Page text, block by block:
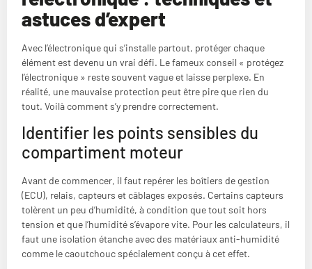
astuces d’expert
Avec l’électronique qui s’installe partout, protéger chaque
élément est devenu un vrai défi. Le fameux conseil « protégez
l’électronique » reste souvent vague et laisse perplexe. En
réalité, une mauvaise protection peut être pire que rien du
tout. Voilà comment s’y prendre correctement.
Identifier les points sensibles du
compartiment moteur
Avant de commencer, il faut repérer les boîtiers de gestion
(ECU), relais, capteurs et câblages exposés. Certains capteurs
tolèrent un peu d’humidité, à condition que tout soit hors
tension et que l’humidité s’évapore vite. Pour les calculateurs, il
faut une isolation étanche avec des matériaux anti-humidité
comme le caoutchouc spécialement conçu à cet effet.